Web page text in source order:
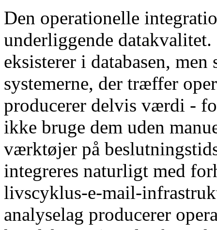
Den operationelle
underliggende
eksisterer i databasen,
systemerne, der træffer
producerer delvis værdi -
ikke bruge dem uden
værktøjer på
integreres naturligt med
livscyklus-e-mail-
analyselag producerer